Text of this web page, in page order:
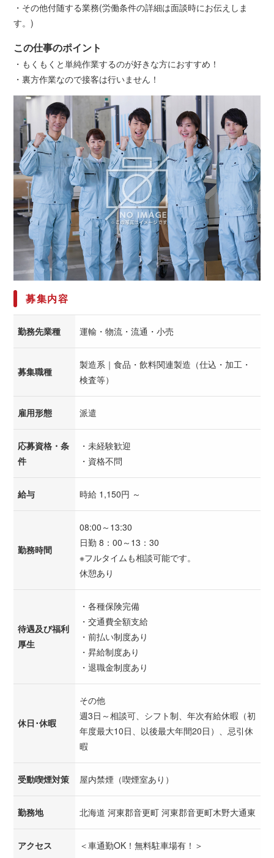
・その他付随する業務(労働条件の詳細は面談時にお伝えしま
す。)
この仕事のポイント
・もくもくと単純作業するのが好きな方におすすめ！
・裏方作業なので接客は行いません！
募集内容
勤務先業種 運輸・物流・流通・小売
募集職種
製造系｜食品・飲料関連製造（仕込・加工・
検査等）
雇用形態 派遣
応募資格・条
件
・未経験歓迎
・資格不問
給与 時給 1,150円 ～
勤務時間
08:00～13:30
日勤 8：00～13：30
※フルタイムも相談可能です。
休憩あり
待遇及び福利
厚生
・各種保険完備
・交通費全額支給
・前払い制度あり
・昇給制度あり
・退職金制度あり
休日･休暇
その他
週3日～相談可、シフト制、年次有給休暇（初
年度最大10日、以後最大年間20日）、忌引休
暇
受動喫煙対策 屋内禁煙（喫煙室あり）
勤務地 北海道 河東郡音更町 河東郡音更町木野大通東
アクセス ＜車通勤OK！無料駐車場有！＞